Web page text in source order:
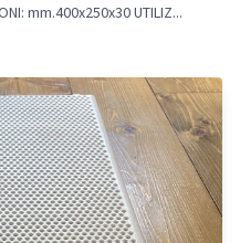
mm.400x250x30 UTILIZ...